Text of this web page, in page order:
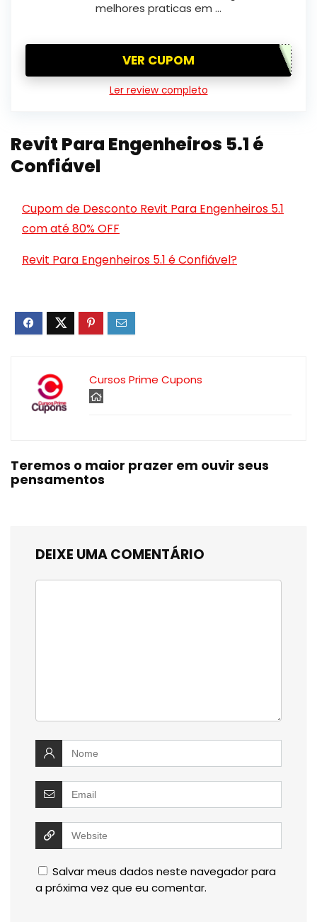
melhores praticas em …
VER CUPOM
Ler review completo
Revit Para Engenheiros 5.1 é
Confiável
Cupom de Desconto Revit Para Engenheiros 5.1
com até 80% OFF
Revit Para Engenheiros 5.1 é Confiável?
Cursos Prime Cupons
Teremos o maior prazer em ouvir seus
pensamentos
DEIXE UMA COMENTÁRIO
Salvar meus dados neste navegador para
a próxima vez que eu comentar.